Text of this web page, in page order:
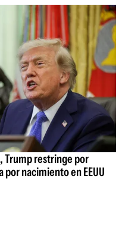
Trump restringe por
nacimiento en EEUU